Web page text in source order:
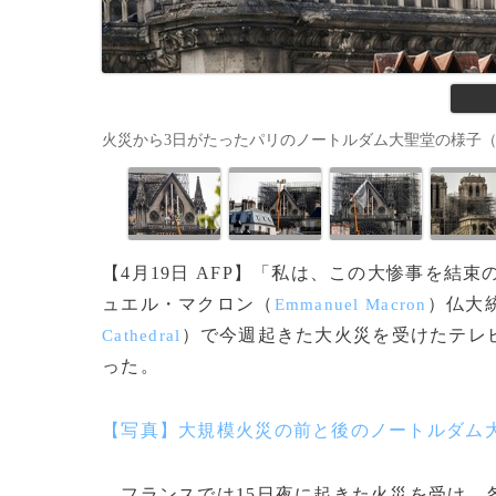
火災から3日がたったパリのノートルダム大聖堂の様子
【4月19日 AFP】「私は、この大惨事を結
ュエル・マクロン（ Emmanuel Macron ）仏大
Cathedral ）で今週起きた大火災を受けたテ
った。
【写真】大規模火災の前と後のノートルダム